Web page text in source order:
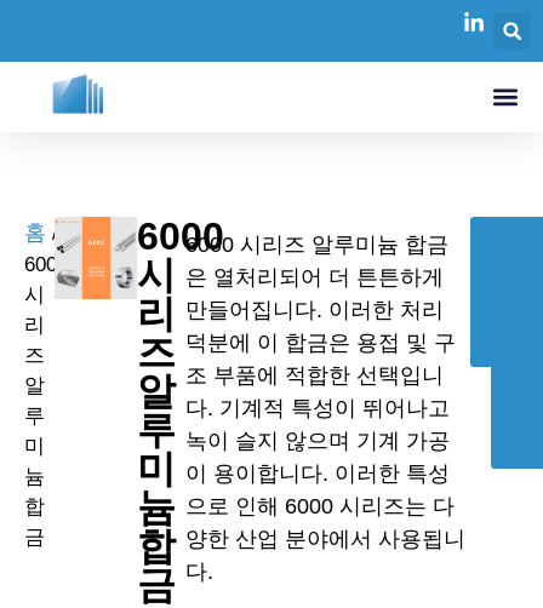
홈 /
6000
시
리
즈
알
루
미
늄
합
금
6000
시
리
즈
알
루
미
늄
합
금
6000 시리즈 알루미늄 합금
은 열처리되어 더 튼튼하게
만들어집니다. 이러한 처리
덕분에 이 합금은 용접 및 구
조 부품에 적합한 선택입니
다. 기계적 특성이 뛰어나고
녹이 슬지 않으며 기계 가공
이 용이합니다. 이러한 특성
으로 인해 6000 시리즈는 다
양한 산업 분야에서 사용됩니
다.